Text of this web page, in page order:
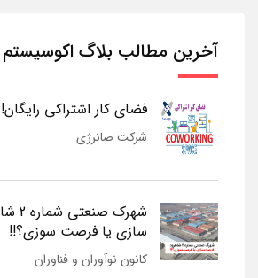
آخرین مطالب بلاگ اکوسیستم
فضای کار اشتراکی رایگان!
شرکت صانرژی
سازی یا فرصت سوزی؟!!
کانون نوآوران و فناوران